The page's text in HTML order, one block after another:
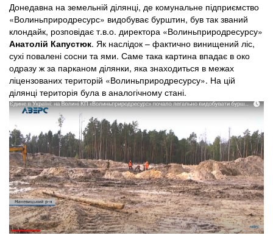
Донедавна на земельній ділянці, де комунальне підприємство
«Волиньприродресурс» видобуває бурштин, був так званий
клондайк, розповідає т.в.о. директора «Волиньприродресурсу»
Анатолій Капустюк. Як наслідок – фактично винищений ліс,
сухі повалені сосни та ями. Саме така картина впадає в око
одразу ж за парканом ділянки, яка знаходиться в межах
ліцензованих територій «Волиньприродресурсу». На цій
ділянці територія була в аналогічному стані.